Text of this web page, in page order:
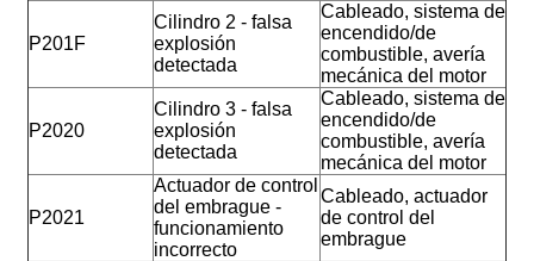
P201F
Cilindro 2 - falsa
explosión
detectada
Cableado, sistema de
encendido/de
combustible, avería
mecánica del motor
P2020
Cilindro 3 - falsa
explosión
detectada
Cableado, sistema de
encendido/de
combustible, avería
mecánica del motor
P2021
Actuador de control
del embrague -
funcionamiento
incorrecto
Cableado, actuador
de control del
embrague